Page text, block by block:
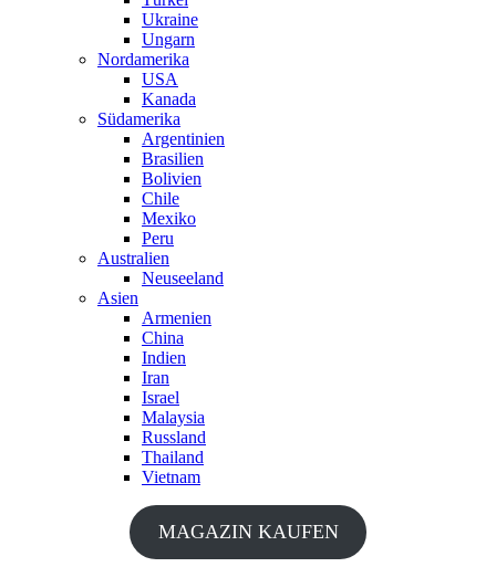
Ukraine
Ungarn
Nordamerika
USA
Kanada
Südamerika
Argentinien
Brasilien
Bolivien
Chile
Mexiko
Peru
Australien
Neuseeland
Asien
Armenien
China
Indien
Iran
Israel
Malaysia
Russland
Thailand
Vietnam
MAGAZIN KAUFEN